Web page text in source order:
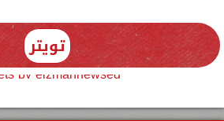
تويتر
by elzmannewseg